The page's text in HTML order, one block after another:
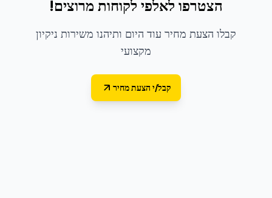
הצטרפו לאלפי לקוחות מרוצים!
קבלו הצעת מחיר עוד היום ותיהנו משירות ניקיון
מקצועי
קבל/י הצעת מחיר